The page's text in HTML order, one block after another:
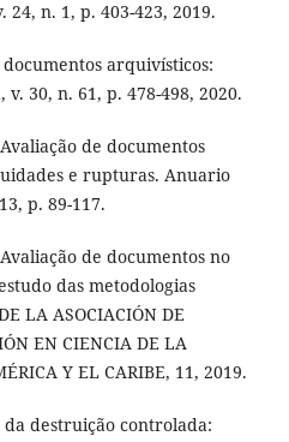
n. 1, p. 403-423, 2019.
documentos arquivísticos:
30, n. 61, p. 478-498, 2020.
de documentos
e rupturas. Anuario
p. 89-117.
de documentos no
das metodologias
LA ASOCIACIÓN DE
EN CIENCIA DE LA
Y EL CARIBE, 11, 2019.
da destruição controlada: